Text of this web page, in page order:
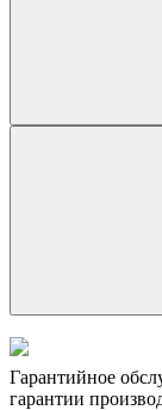
Гарантийное
гарантии